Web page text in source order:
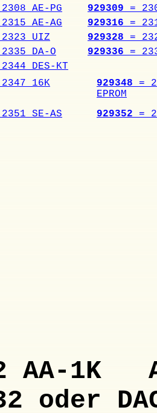
AE-PG 929309 =
AE-AG 929316 =
UIZ 929328 =
DA-O 929336 =
DES-KT
16K
929348 =
EPROM
SE-AS 929352 =
AA-1K
oder